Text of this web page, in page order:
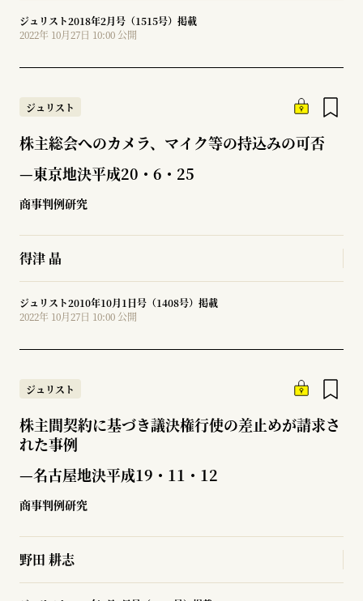
ジュリスト2018年2月号（1515号）掲載
2022年 10月27日 10:00 公開
ジュリスト
株主総会へのカメラ、マイク等の持込みの可否
—東京地決平成20・6・25
商事判例研究
得津 晶
ジュリスト2010年10月1日号（1408号）掲載
2022年 10月27日 10:00 公開
ジュリスト
株主間契約に基づき議決権行使の差止めが請求さ
れた事例
—名古屋地決平成19・11・12
商事判例研究
野田 耕志